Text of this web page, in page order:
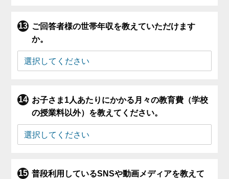
ご回答者様の世帯年収を教えていただけます
か。
お子さま1人あたりにかかる月々の教育費（学校
の授業料以外）を教えてください。
普段利用しているSNSや動画メディアを教えて